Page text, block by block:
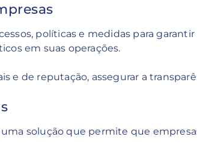
políticas e medidas para
em suas operações.
e de reputação, assegurar a
solução que permite que